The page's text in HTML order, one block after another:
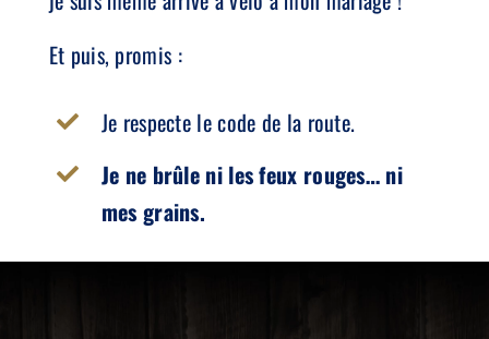
Et puis, promis :
Je respecte le code de la route.
Je ne brûle ni les feux rouges… ni
mes grains.